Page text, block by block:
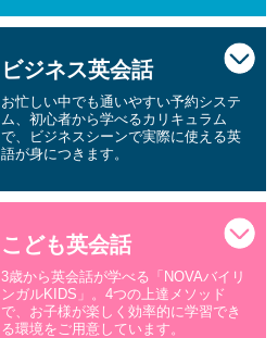
ビジネス英会話
お忙しい中でも通いやすい予約システ
ム、初心者から学べるカリキュラム
で、ビジネスシーンで実際に使える英
語が身につきます。
こども英会話
3歳から英会話が学べる「NOVAバイリ
ンガルKIDS」。4つの上達メソッド
で、お子様が楽しく効率的に学習でき
る環境をご用意しています。